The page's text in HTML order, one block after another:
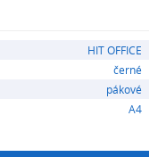
HIT OFFICE
černé
pákové
A4